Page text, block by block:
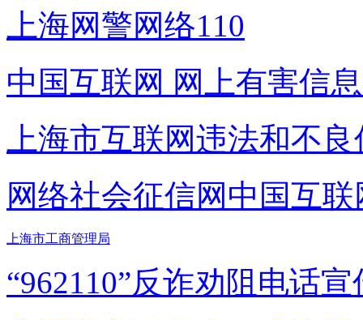
上海网警网络110
中国互联网 网上有害信
上海市互联网违法和不
网络社会征信网 中国互
上海市工商管理局
“962110”反诈劝阻电话宣